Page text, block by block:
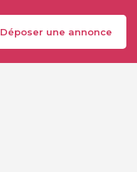
Déposer une annonce